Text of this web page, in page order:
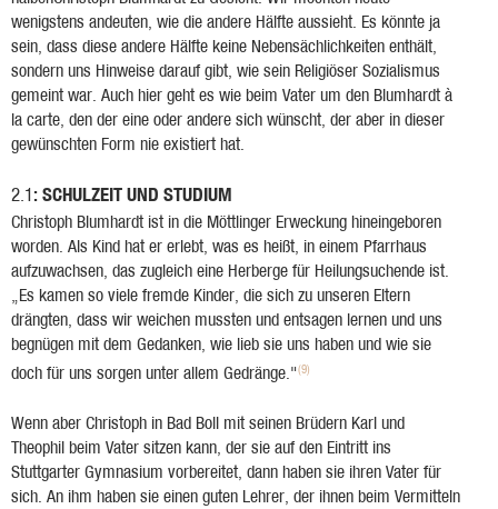
wenigstens andeuten, wie die andere Hälfte aussieht. Es könnte ja
sein, dass diese andere Hälfte keine Nebensächlichkeiten enthält,
sondern uns Hinweise darauf gibt, wie sein Religiöser Sozialismus
gemeint war. Auch hier geht es wie beim Vater um den Blumhardt à
la carte, den der eine oder andere sich wünscht, der aber in dieser
gewünschten Form nie existiert hat.
2.1: SCHULZEIT UND STUDIUM
Christoph Blumhardt ist in die Möttlinger Erweckung hineingeboren
worden. Als Kind hat er erlebt, was es heißt, in einem Pfarrhaus
aufzuwachsen, das zugleich eine Herberge für Heilungsuchende ist.
„Es kamen so viele fremde Kinder, die sich zu unseren Eltern
drängten, dass wir weichen mussten und entsagen lernen und uns
begnügen mit dem Gedanken, wie lieb sie uns haben und wie sie
doch für uns sorgen unter allem Gedränge."(9)
Wenn aber Christoph in Bad Boll mit seinen Brüdern Karl und
Theophil beim Vater sitzen kann, der sie auf den Eintritt ins
Stuttgarter Gymnasium vorbereitet, dann haben sie ihren Vater für
sich. An ihm haben sie einen guten Lehrer, der ihnen beim Vermitteln